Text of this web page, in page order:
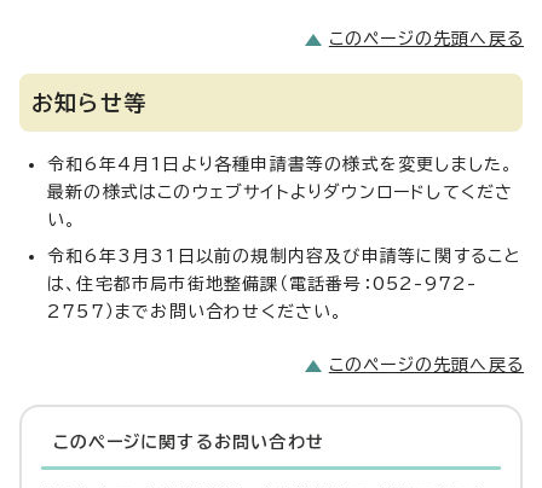
このページの先頭へ戻る
お知らせ等
令和6年4月1日より各種申請書等の様式を変更しました。
最新の様式はこのウェブサイトよりダウンロードしてくださ
い。
令和6年3月31日以前の規制内容及び申請等に関すること
は、住宅都市局市街地整備課（電話番号：052-972-
2757）までお問い合わせください。
このページの先頭へ戻る
このページに関する お問い合わせ